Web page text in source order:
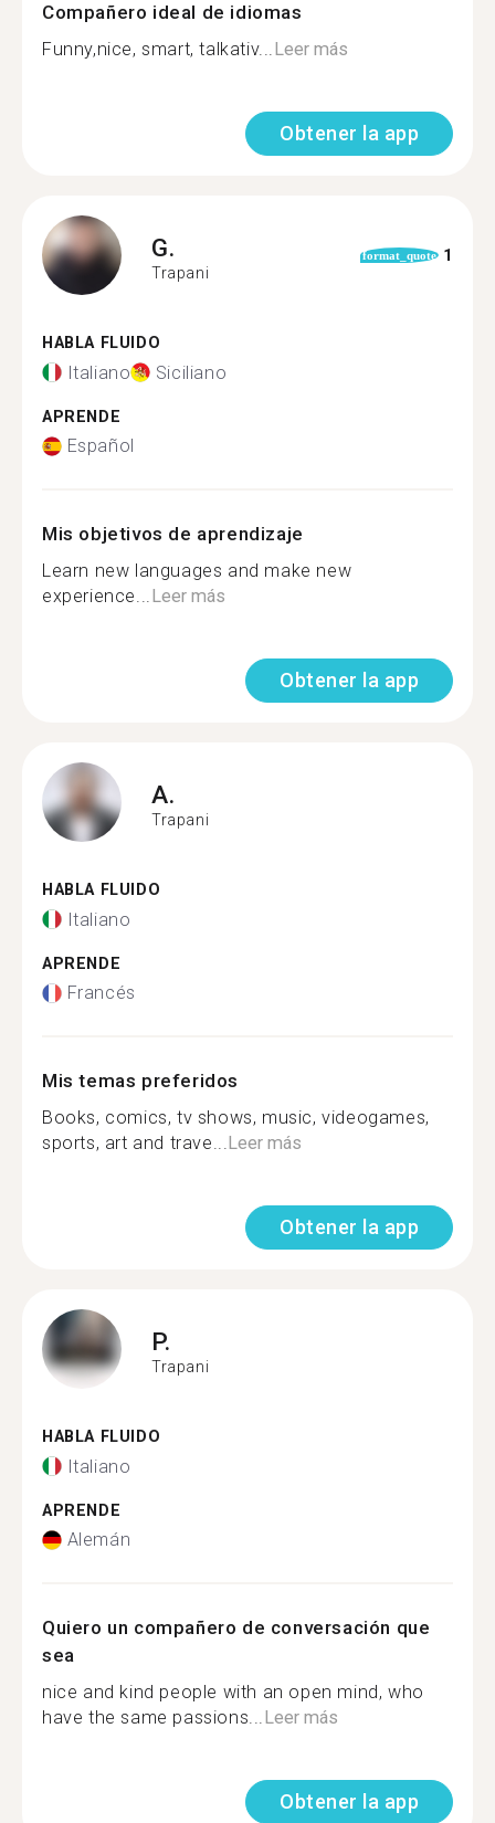
Compañero ideal de idiomas
Funny,nice, smart, talkativ...Leer más
Obtener la app
G.
Trapani
format_quote 1
HABLA FLUIDO
Italiano Siciliano
APRENDE
Español
Mis objetivos de aprendizaje
Learn new languages ​​and make new
experience...Leer más
Obtener la app
A.
Trapani
HABLA FLUIDO
Italiano
APRENDE
Francés
Mis temas preferidos
Books, comics, tv shows, music, videogames,
sports, art and trave...Leer más
Obtener la app
P.
Trapani
HABLA FLUIDO
Italiano
APRENDE
Alemán
Quiero un compañero de conversación que
sea
nice and kind people with an open mind, who
have the same passions...Leer más
Obtener la app